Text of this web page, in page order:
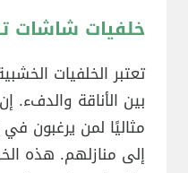
خلفيات شاشات
تعتبر الخلفيات
بين الأناقة والدفء.
مثاليًا لمن يرغبون
إلى منازلهم. هذه